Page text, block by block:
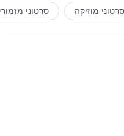
סרטוני מוזיקה סרטוני